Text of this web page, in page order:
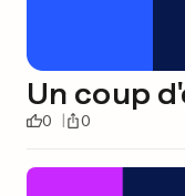
Un coup
0 0